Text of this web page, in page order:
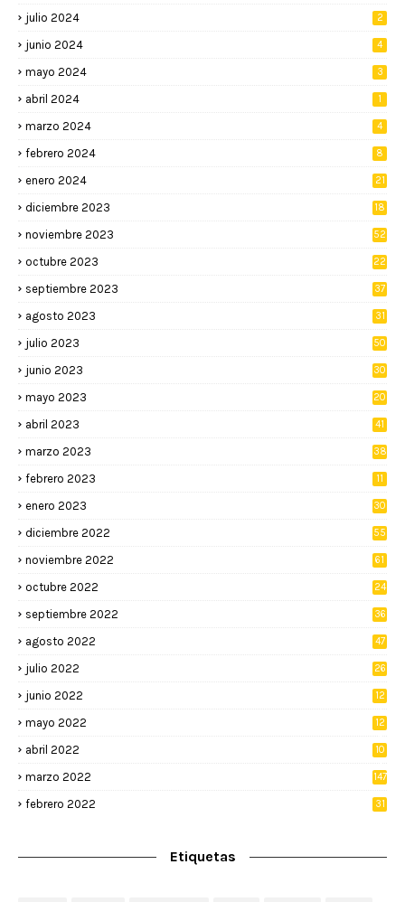
julio 2024 2
junio 2024 4
mayo 2024 3
abril 2024 1
marzo 2024 4
febrero 2024 8
enero 2024 21
diciembre 2023 18
noviembre 2023 52
octubre 2023 22
septiembre 2023 37
agosto 2023 31
julio 2023 50
junio 2023 30
mayo 2023 20
abril 2023 41
marzo 2023 38
febrero 2023 11
enero 2023 30
diciembre 2022 55
noviembre 2022 61
octubre 2022 24
septiembre 2022 36
agosto 2022 47
julio 2022 26
junio 2022
12
mayo 2022
12
abril 2022
10
marzo 2022 147
febrero 2022 31
Etiquetas